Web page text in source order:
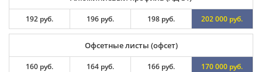
192 руб. 196 руб. 198 руб. 202 000 руб.
Офсетные листы (офсет)
160 руб. 164 руб. 166 руб. 170 000 руб.